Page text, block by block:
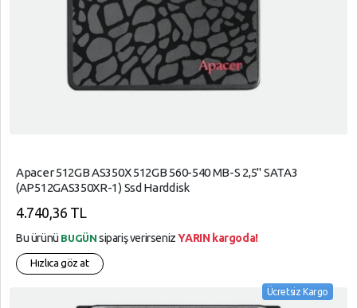
Apacer 512GB AS350X 512GB 560-540 MB-S 2,5" SATA3
(AP512GAS350XR-1) Ssd Harddisk
4.740,36 TL
Bu ürünü BUGÜN sipariş verirsenizYARIN kargoda!
Hızlıca göz at
Ücretsiz Kargo